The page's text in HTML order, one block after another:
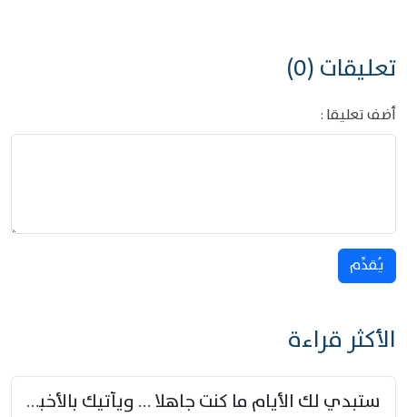
تعليقات (0)
أضف تعليقا :
يُقدِّم
الأكثر قراءة
ستبدي لك الأيام ما كنت جاهلا … ويأتيك بالأخبار من لم تزوّد